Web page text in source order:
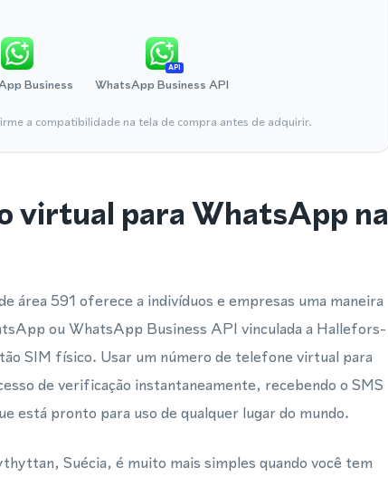
Business
API
WhatsApp Business API
a compatibilidade na tela de compra antes de adquirir.
virtual para WhatsApp na
área 591 oferece a indivíduos e empresas uma maneira
ou WhatsApp Business API vinculada a Hallefors-
SIM físico. Usar um número de telefone virtual para
de verificação instantaneamente, recebendo o SMS
está pronto para uso de qualquer lugar do mundo.
Suécia, é muito mais simples quando você tem